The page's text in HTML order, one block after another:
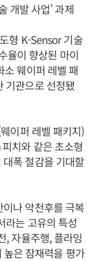
개발 사업’ 과제
형 K-Sensor 기술
율이 향상된 마이
소 웨이퍼 레벨 패
기관으로 선정됐
이퍼 레벨 패키지)
치와 같은 초소형
폭 절감을 기대할
나 악천후를 극복
라는 고유의 특성
, 자율주행, 플라잉
높은 잠재력을 평가